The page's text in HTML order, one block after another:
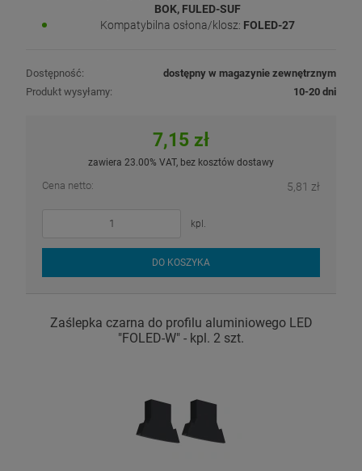
BOK, FULED-SUF
Kompatybilna osłona/klosz: FOLED-27
Dostępność:
dostępny w magazynie zewnętrznym
Produkt wysyłamy:
10-20 dni
7,15 zł
zawiera 23.00% VAT, bez kosztów dostawy
Cena netto: 5,81 zł
kpl.
DO KOSZYKA
Zaślepka czarna do profilu aluminiowego LED
"FOLED-W" - kpl. 2 szt.